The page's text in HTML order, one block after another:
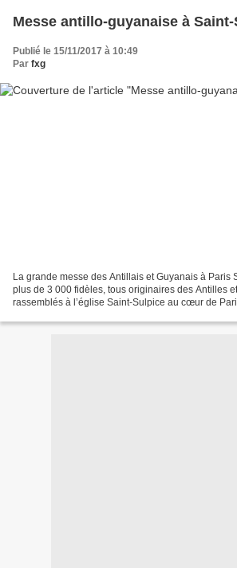
Messe antillo-guyanaise à
Publié le 15/11/2017 à 10:49
Par fxg
La grande messe des Antillais et Guyanais à Paris
plus de 3 000 fidèles, tous originaires des Antilles
rassemblés à l’église Saint-Sulpice au cœur de